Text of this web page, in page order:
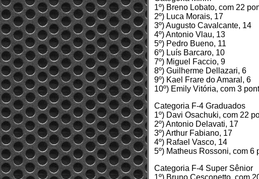
1º) Breno Lobato, com 22
2º) Luca Morais, 17
3º) Augusto Cavalcante, 14
4º) Antonio Vlau, 13
5º) Pedro Bueno, 11
6º) Luís Barcaro, 10
7º) Miguel Faccio, 9
8º) Guilherme Dellazari, 6
9º) Kael Frare do Amaral, 6
10º) Emily Vitória, com 3
Categoria F-4 Graduados
1º) Davi Osachuki, com 22
2º) Antonio Delavati, 17
3º) Arthur Fabiano, 17
4º) Rafael Vasco, 14
5º) Matheus Rossoni, com 6
Categoria F-4 Super Sênior
1º) Bruno Cesconetto, com